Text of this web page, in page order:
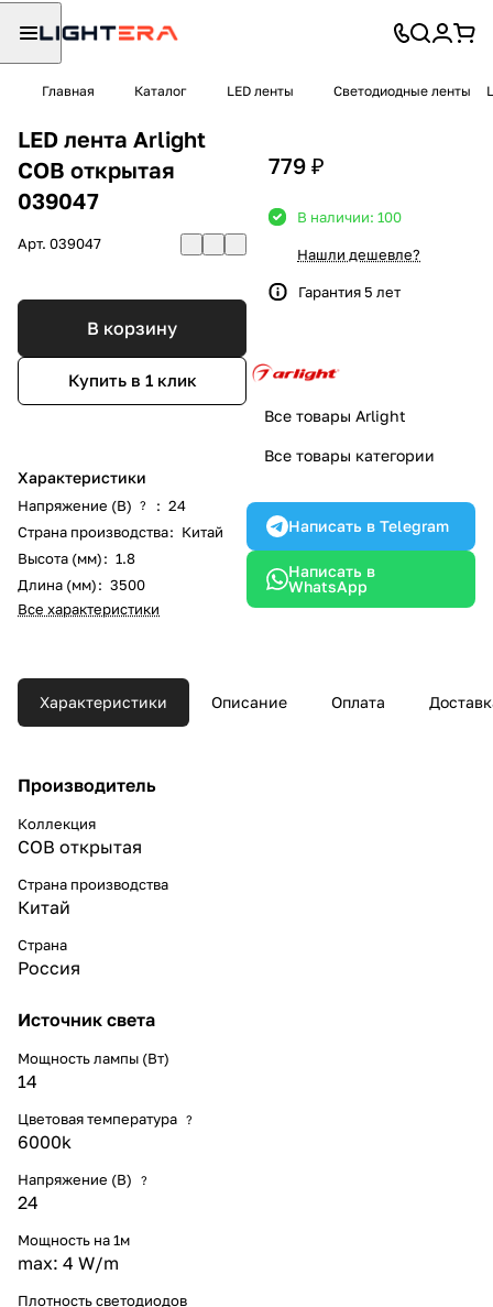
Главная Каталог LED ленты Светодиодные ленты
LED лента Arlight
COB открытая
039047
Арт. 039047
В корзину
Купить в 1 клик
Характеристики
Напряжение (В) ? : 24
Страна производства: Китай
Высота (мм): 1.8
Длина (мм): 3500
Все характеристики
779 ₽
В наличии: 100
Нашли дешевле?
Гарантия 5 лет
Все товары Arlight
Все товары категории
Написать в Telegram
Написать в
WhatsApp
Характеристики Описание Оплата
Производитель
Коллекция
COB открытая
Страна производства
Китай
Страна
Россия
Источник света
Мощность лампы (Вт)
14
Цветовая температура ?
6000k
Напряжение (В) ?
24
Мощность на 1м
max: 4 W/m
Плотность светодиодов